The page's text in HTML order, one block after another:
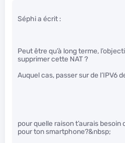
Séphi a écrit :
Peut être qu’à long terme,
supprimer cette NAT ?
Auquel cas, passer sur de l’IPV6
pour quelle raison t’aurais besoin
pour ton smartphone?&nbsp;